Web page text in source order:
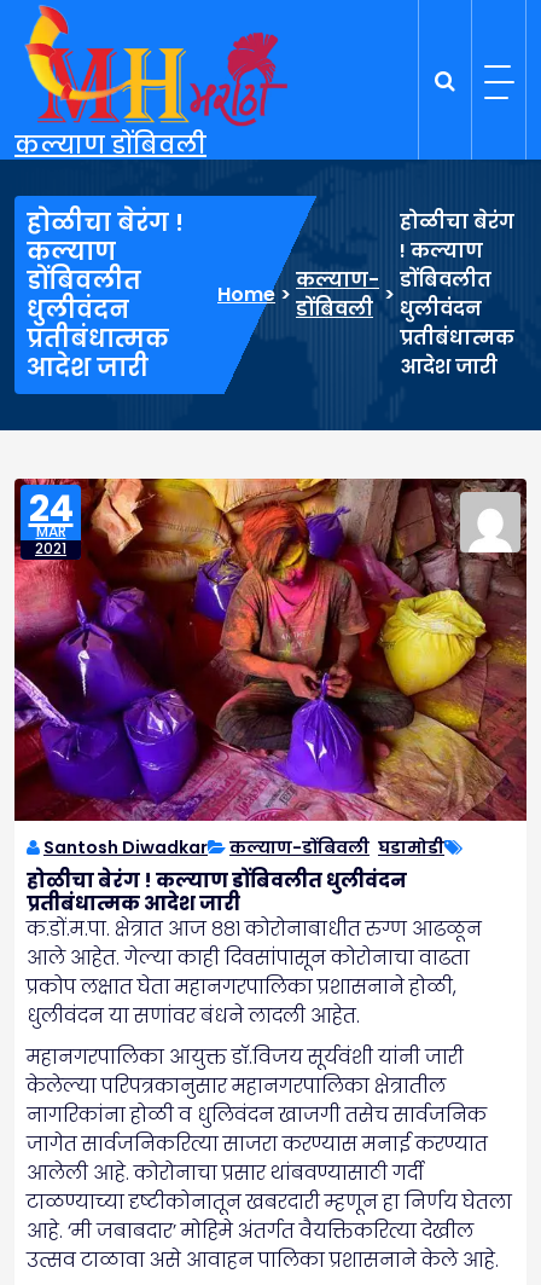
content
कल्याण डोंबिवली
होळीचा बेरंग !
कल्याण
डोंबिवलीत
धुलीवंदन
प्रतीबंधात्मक
आदेश जारी
Home >
कल्याण-
डोंबिवली
>
होळीचा बेरंग
! कल्याण
डोंबिवलीत
धुलीवंदन
प्रतीबंधात्मक
आदेश जारी
24
MAR
2021
Santosh Diwadkar कल्याण-डोंबिवली घडामोडी
होळीचा बेरंग ! कल्याण डोंबिवलीत धुलीवंदन
प्रतीबंधात्मक आदेश जारी
क.डों.म.पा. क्षेत्रात आज ८८१ कोरोनाबाधीत रुग्ण आढळून
आले आहेत. गेल्या काही दिवसांपासून कोरोनाचा वाढता
प्रकोप लक्षात घेता महानगरपालिका प्रशासनाने होळी,
धुलीवंदन या सणांवर बंधने लादली आहेत.
महानगरपालिका आयुक्त डॉ.विजय सूर्यवंशी यांनी जारी
केलेल्या परिपत्रकानुसार महानगरपालिका क्षेत्रातील
नागरिकांना होळी व धुलिवंदन खाजगी तसेच सार्वजनिक
जागेत सार्वजनिकरित्या साजरा करण्यास मनाई करण्यात
आलेली आहे. कोरोनाचा प्रसार थांबवण्यासाठी गर्दी
टाळण्याच्या दृष्टीकोनातून खबरदारी म्हणून हा निर्णय घेतला
आहे. ‘मी जबाबदार’ मोहिमे अंतर्गत वैयक्तिकरित्या देखील
उत्सव टाळावा असे आवाहन पालिका प्रशासनाने केले आहे.